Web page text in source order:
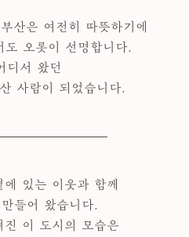
산은 여전히 따뜻하기에
도 오롯이 선명합니다.
디서 왔던
사람이 되었습니다.
있는 이웃과 함께
들어 왔습니다.
진 이 도시의 모습은